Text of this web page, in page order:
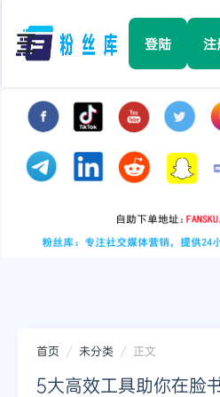
☰ 登陆 注
首页 未分类 正文
5大高效工具助你在脸